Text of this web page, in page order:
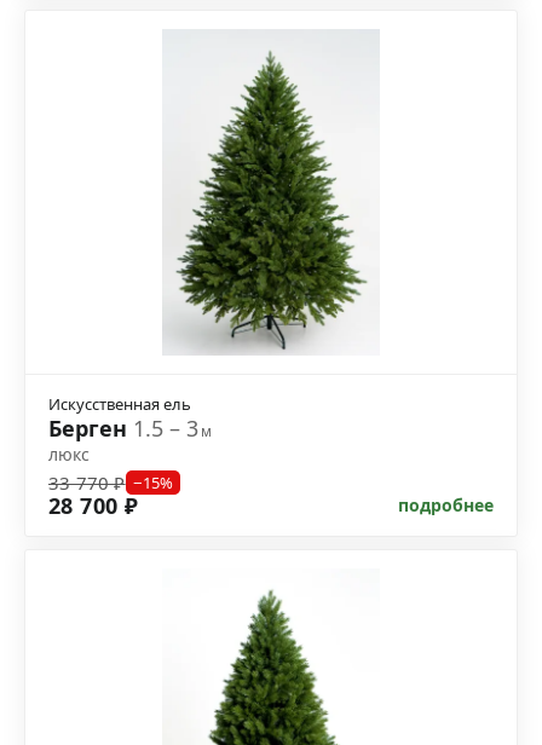
Искусственная ель
Берген 1.5 – 3м
люкс
33 770 ₽ −15%
28 700 ₽ подробнее